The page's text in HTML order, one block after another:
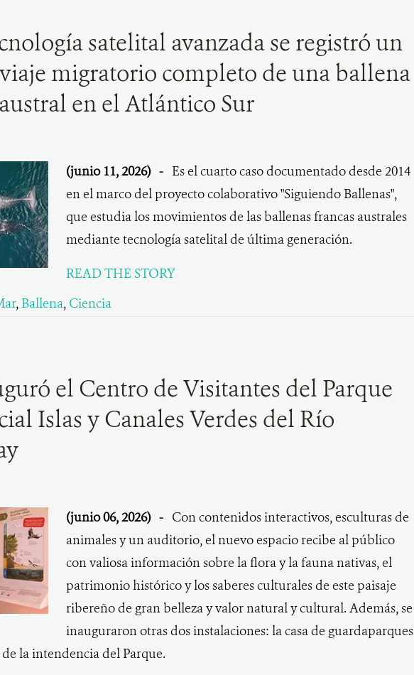
satelital avanzada se registró un
migratorio completo de una ballena
en el Atlántico Sur
(junio 11, 2026) - Es el cuarto caso documentado desde 2014
en el marco del proyecto colaborativo "Siguiendo Ballenas",
que estudia los movimientos de las ballenas francas australes
mediante tecnología satelital de última generación.
READ THE STORY
, Ballena, Ciencia
el Centro de Visitantes del Parque
Islas y Canales Verdes del Río
(junio 06, 2026) - Con contenidos interactivos, esculturas de
animales y un auditorio, el nuevo espacio recibe al público
con valiosa información sobre la flora y la fauna nativas, el
patrimonio histórico y los saberes culturales de este paisaje
ribereño de gran belleza y valor natural y cultural. Además, se
inauguraron otras dos instalaciones: la casa de guardaparques
la intendencia del Parque.